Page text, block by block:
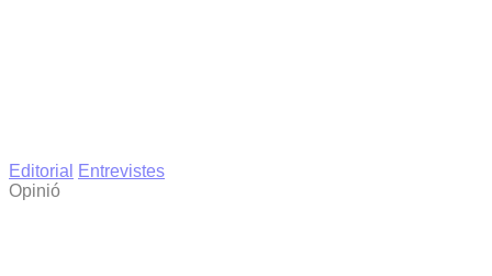
Editorial
Entrevistes
Opinió